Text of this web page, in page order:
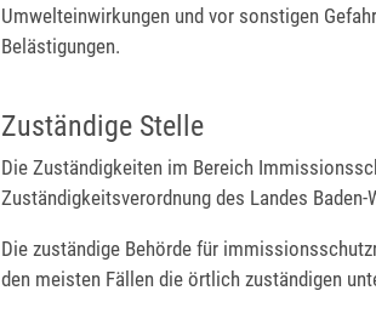
Umwelteinwirkungen und vor sonstigen
Belästigungen.
Zuständige Stelle
Die Zuständigkeiten im Bereich
Zuständigkeitsverordnung des Landes Baden-
Die zuständige Behörde für
den meisten Fällen die örtlich zuständigen